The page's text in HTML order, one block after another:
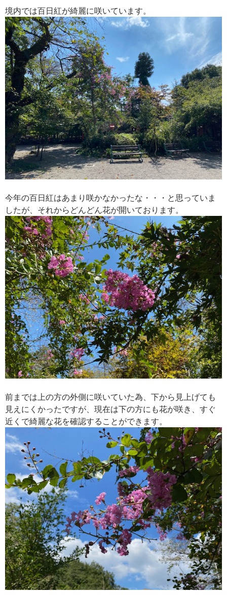
境内では百日紅が綺麗に咲いています。
今年の百日紅はあまり咲かなかったな・・・と思っていま
したが、それからどんどん花が開いております。
前までは上の方の外側に咲いていた為、下から見上げても
見えにくかったですが、現在は下の方にも花が咲き、すぐ
近くで綺麗な花を確認することができます。